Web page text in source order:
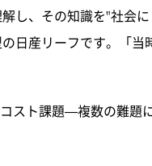
し、その知識を"社会
日産リーフです。「当
スト課題―複数の難題